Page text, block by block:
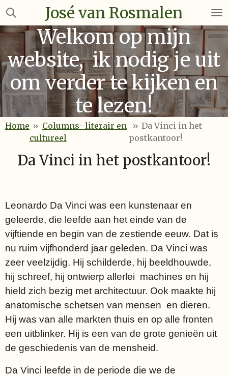
Ga
naar
de
hoofdinhoud
José van Rosmalen
Welkom op mijn
website, ik nodig je uit
om verder te kijken en
te lezen!
Home » Columns- literair en
cultureel
» Da Vinci in het
postkantoor!
Da Vinci in het postkantoor!
Leonardo Da Vinci was een kunstenaar en
geleerde, die leefde aan het einde van de
vijftiende en begin van de zestiende eeuw. Dat is
nu ruim vijfhonderd jaar geleden. Da Vinci was
zeer veelzijdig. Hij schilderde, hij beeldhouwde,
hij schreef, hij ontwierp allerlei machines en hij
hield zich bezig met architectuur. Ook maakte hij
anatomische schetsen van mensen en dieren.
Hij was van alle markten thuis en op alle fronten
een uitblinker. Hij is een van de grote genieën uit
de geschiedenis van de mensheid.
Da Vinci leefde in de periode die we de